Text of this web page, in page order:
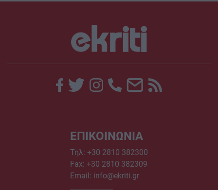
ΕΠΙΚΟΙΝΩΝΙΑ
Τηλ: +30 2810 382300
Fax: +30 2810 382309
Email: info@ekriti.gr